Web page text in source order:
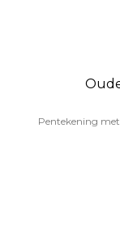
Pentekening